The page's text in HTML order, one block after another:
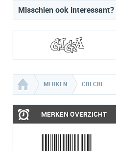
Misschien ook interessant?
MERKEN CRI CRI
MERKEN OVERZICHT